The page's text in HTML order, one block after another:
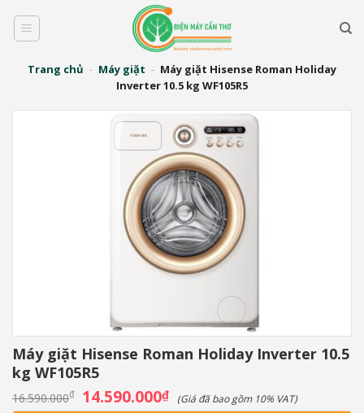
qua
dungTrang chủ - Máy giặt - Máy giặt Hisense Roman Holiday
Inverter 10.5 kg WF105R5
Máy giặt Hisense Roman Holiday Inverter 10.5
kg WF105R5
16.590.000₫ Giá
gốc
14.590.000₫Giá
hiện
(Giá đã bao gồm 10% VAT)